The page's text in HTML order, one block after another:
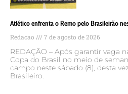
Atlético enfrenta o Remo pelo Brasileirão
Redacao 7 de agosto de 2026
REDAÇÃO – Após garantir vaga
Copa do Brasil no meio de
campo neste sábado (8), desta
Brasileiro.